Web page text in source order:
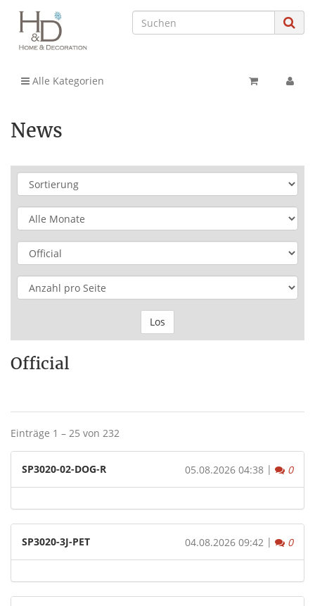
Alle Kategorien
News
Los
Official
Einträge 1 – 25 von 232
SP3020-02-DOG-R 05.08.2026 04:38 | 0
SP3020-3J-PET 04.08.2026 09:42 | 0